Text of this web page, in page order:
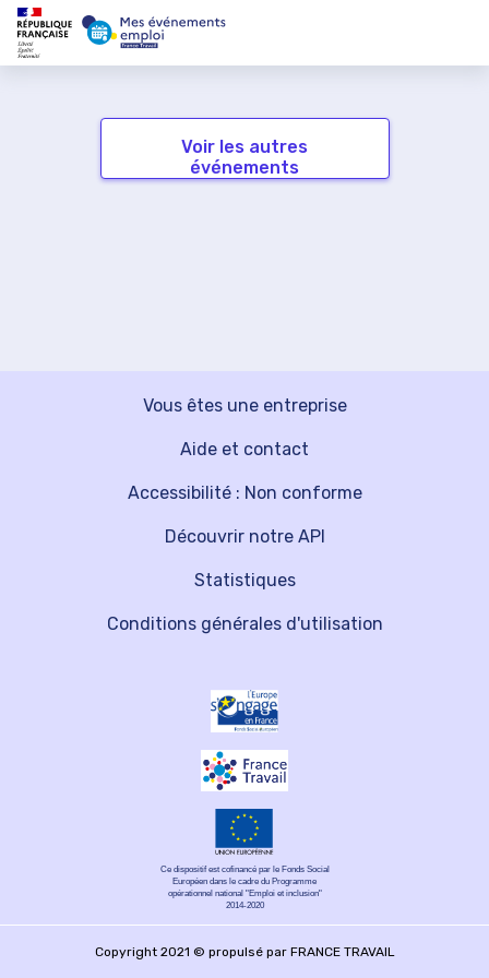
Voir les autres
événements
Vous êtes une entreprise
Découvrir notre API
Aide et contact
Statistiques
Accessibilité : Non conforme
Conditions générales d'utilisation
Ce dispositif est cofinancé par le Fonds Social
Européen dans le cadre du Programme
opérationnel national "Emploi et inclusion"
2014-2020
Copyright 2021 © propulsé par FRANCE TRAVAIL